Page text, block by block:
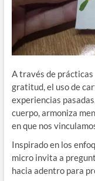
A través de prácticas
gratitud, el uso de
experiencias
cuerpo, armoniza
en que nos
Inspirado en los
micro invita a
hacia adentro para